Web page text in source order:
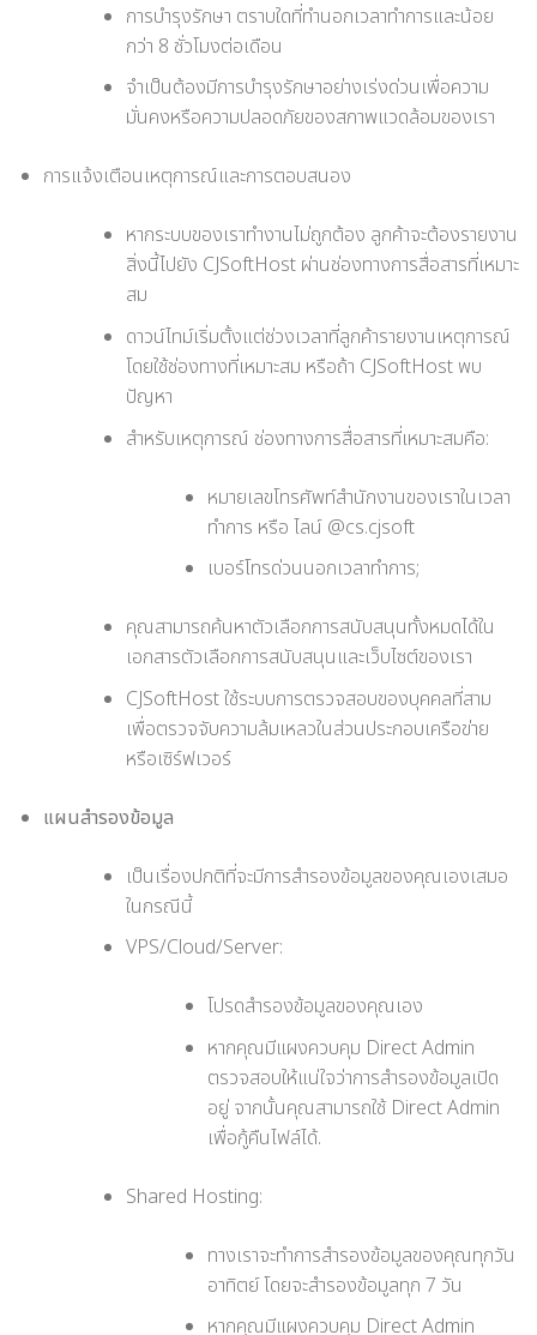
การบำรุงรักษา ตราบใดที่ทำนอกเวลาทำการและน้อย
กว่า 8 ชั่วโมงต่อเดือน
จำเป็นต้องมีการบำรุงรักษาอย่างเร่งด่วนเพื่อความ
มั่นคงหรือความปลอดภัยของสภาพแวดล้อมของเรา
การแจ้งเตือนเหตุการณ์และการตอบสนอง
หากระบบของเราทำงานไม่ถูกต้อง ลูกค้าจะต้องรายงาน
สิ่งนี้ไปยัง CJSoftHost ผ่านช่องทางการสื่อสารที่เหมาะ
สม
ดาวน์ไทม์เริ่มตั้งแต่ช่วงเวลาที่ลูกค้ารายงานเหตุการณ์
โดยใช้ช่องทางที่เหมาะสม หรือถ้า CJSoftHost พบ
ปัญหา
สำหรับเหตุการณ์ ช่องทางการสื่อสารที่เหมาะสมคือ:
หมายเลขโทรศัพท์สำนักงานของเราในเวลา
ทำการ หรือ ไลน์ @cs.cjsoft
เบอร์โทรด่วนนอกเวลาทำการ;
คุณสามารถค้นหาตัวเลือกการสนับสนุนทั้งหมดได้ใน
เอกสารตัวเลือกการสนับสนุนและเว็บไซต์ของเรา
CJSoftHost ใช้ระบบการตรวจสอบของบุคคลที่สาม
เพื่อตรวจจับความล้มเหลวในส่วนประกอบเครือข่าย
หรือเซิร์ฟเวอร์
แผนสำรองข้อมูล
เป็นเรื่องปกติที่จะมีการสำรองข้อมูลของคุณเองเสมอ
ในกรณีนี้
VPS/Cloud/Server:
โปรดสำรองข้อมูลของคุณเอง
หากคุณมีแผงควบคุม Direct Admin
ตรวจสอบให้แน่ใจว่าการสำรองข้อมูลเปิด
อยู่ จากนั้นคุณสามารถใช้ Direct Admin
เพื่อกู้คืนไฟล์ได้.
Shared Hosting:
ทางเราจะทำการสำรองข้อมูลของคุณทุกวัน
อาทิตย์ โดยจะสำรองข้อมูลทุก 7 วัน
หากคุณมีแผงควบคุม Direct Admin